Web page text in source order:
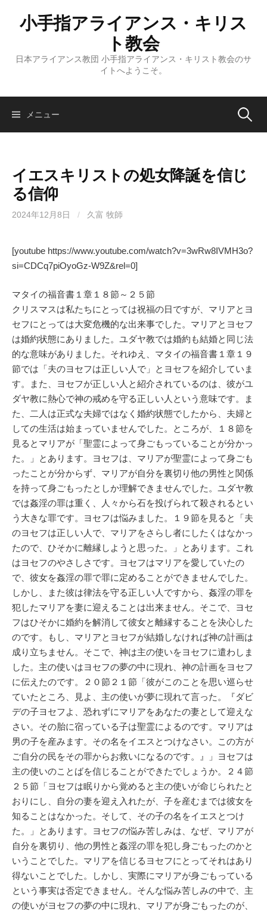
ス
小手指アライアンス・キリス
ト教会
日本アライアンス教団 小手指アライアンス・キリスト教会のサ
イトへようこそ。
メニュー 検
イエスキリストの処女降誕を信じ
る信仰
2024年12月8日 / 久富 牧師
[youtube https://www.youtube.com/watch?v=3wRw8IVMH3o?
si=CDCq7piOyoGz-W9Z&rel=0]
マタイの福音書１章１８節～２５節
クリスマスは私たちにとっては祝福の日ですが、マリアとヨ
セフにとっては大変危機的な出来事でした。マリアとヨセフ
は婚約状態にありました。ユダヤ教では婚約も結婚と同じ法
的な意味がありました。それゆえ、マタイの福音書１章１９
節では「夫のヨセフは正しい人で」とヨセフを紹介していま
す。また、ヨセフが正しい人と紹介されているのは、彼がユ
ダヤ教に熱心で神の戒めを守る正しい人という意味です。ま
た、二人は正式な夫婦ではなく婚約状態でしたから、夫婦と
しての生活は始まっていませんでした。ところが、１８節を
見るとマリアが「聖霊によって身ごもっていることが分かっ
た。」とあります。ヨセフは、マリアが聖霊によって身ごも
ったことが分からず、マリアが自分を裏切り他の男性と関係
を持って身ごもったとしか理解できませんでした。ユダヤ教
では姦淫の罪は重く、人々から石を投げられて殺されるとい
う大きな罪です。ヨセフは悩みました。１９節を見ると「夫
のヨセフは正しい人で、マリアをさらし者にしたくはなかっ
たので、ひそかに離縁しようと思った。」とあります。これ
はヨセフのやさしさです。ヨセフはマリアを愛していたの
で、彼女を姦淫の罪で罪に定めることができませんでした。
しかし、また彼は律法を守る正しい人ですから、姦淫の罪を
犯したマリアを妻に迎えることは出来ません。そこで、ヨセ
フはひそかに婚約を解消して彼女と離縁することを決心した
のです。もし、マリアとヨセフが結婚しなければ神の計画は
成り立ちません。そこで、神は主の使いをヨセフに遣わしま
した。主の使いはヨセフの夢の中に現れ、神の計画をヨセフ
に伝えたのです。２０節２１節「彼がこのことを思い巡らせ
ていたところ、見よ、主の使いが夢に現れて言った。『ダビ
デの子ヨセフよ、恐れずにマリアをあなたの妻として迎えな
さい。その胎に宿っている子は聖霊によるのです。マリアは
男の子を産みます。その名をイエスとつけなさい。この方が
ご自分の民をその罪からお救いになるのです。』」ヨセフは
主の使いのことばを信じることができたでしょうか。２４節
２５節「ヨセフは眠りから覚めると主の使いが命じられたと
おりにし、自分の妻を迎え入れたが、子を産むまでは彼女を
知ることはなかった。そして、その子の名をイエスとつけ
た。」とあります。ヨセフの悩み苦しみは、なぜ、マリアが
自分を裏切り、他の男性と姦淫の罪を犯し身ごもったのかと
いうことでした。マリアを信じるヨセフにとってそれはあり
得ないことでした。しかし、実際にマリアが身ごもっている
という事実は否定できません。そんな悩み苦しみの中で、主
の使いがヨセフの夢の中に現れ、マリアが身ごもったのが、